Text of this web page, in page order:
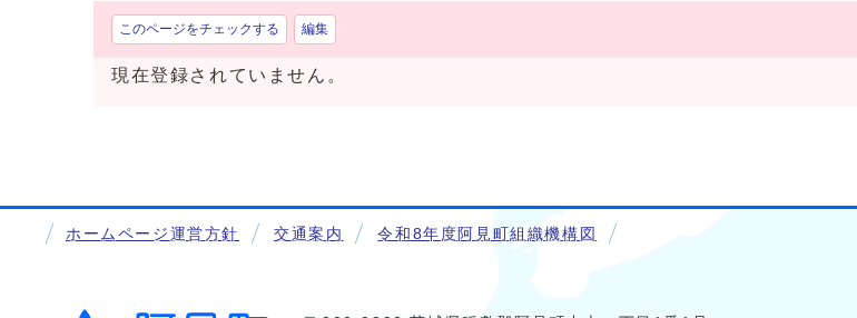
このページをチェックする 編集
現在登録されていません。
ホームページ運営方針 交通案内 令和8年度阿見町組織機構図